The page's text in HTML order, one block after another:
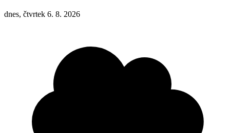
dnes, čtvrtek 6. 8. 2026